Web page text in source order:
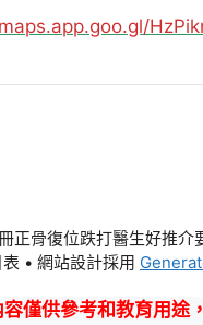
正骨復位跌打醫生好推介
• 網站設計採用
容僅供參考和教育用途